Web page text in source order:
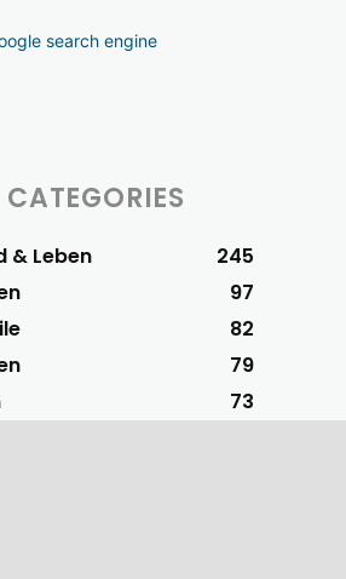
& Leben
245
97
82
79
73